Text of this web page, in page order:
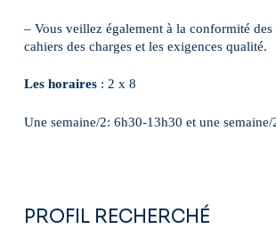
– Vous veillez également à la conformité
cahiers des charges et les exigences qualité.
Les horaires: 2 x 8
Une semaine/2: 6h30-13h30 et une
PROFIL RECHERCHÉ